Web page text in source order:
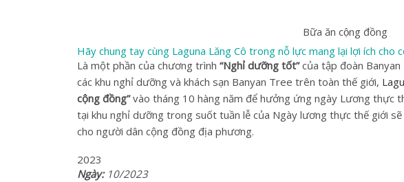
Bữa ăn cộng đồng
Hãy chung tay cùng Laguna Lăng Cô trong nỗ lực mang lại lợi ích cho
Là một phần của chương trình “Nghỉ dưỡng tốt”của tập đoàn Banyan
các khu nghỉ dưỡng và khách sạn Banyan Tree trên toàn thế giới,
cộng đồng”vào tháng 10 hàng năm để hưởng ứng ngày Lương thực
tại khu nghỉ dưỡng trong suốt tuần lễ của Ngày lương thực thế giới
cho người dân cộng đồng địa phương.
2023
Ngày: 10/2023